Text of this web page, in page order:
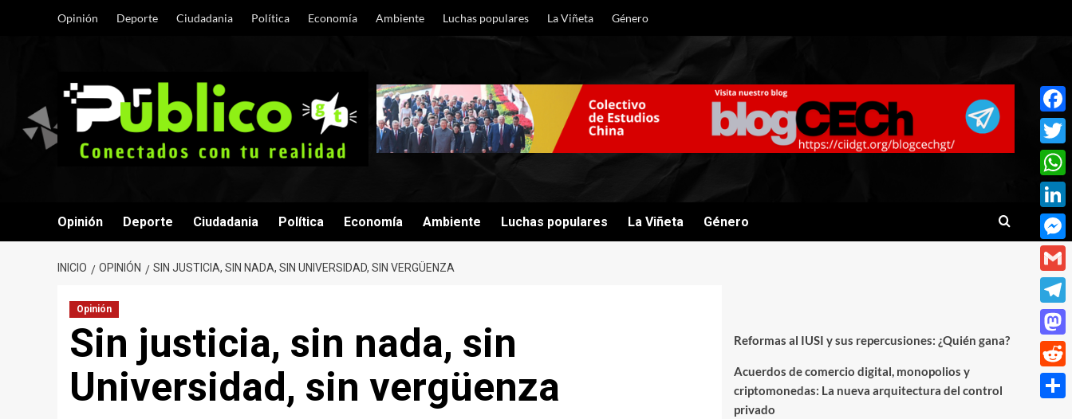
Opinión Deporte Ciudadania Política Economía Ambiente Luchas populares La Viñeta Género
Opinión Deporte Ciudadania Política Economía Ambiente Luchas populares La Viñeta Género
INICIO OPINIÓN SIN JUSTICIA, SIN NADA, SIN UNIVERSIDAD, SIN VERGÜENZA
Opinión
Sin justicia, sin nada, sin
Universidad, sin vergüenza
Reformas al IUSI y sus repercusiones: ¿Quién gana?
Acuerdos de comercio digital, monopolios y
criptomonedas: La nueva arquitectura del control
privado
Gmail